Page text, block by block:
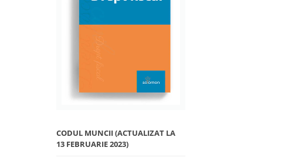
CODUL MUNCII (ACTUALIZAT LA
13 FEBRUARIE 2023)